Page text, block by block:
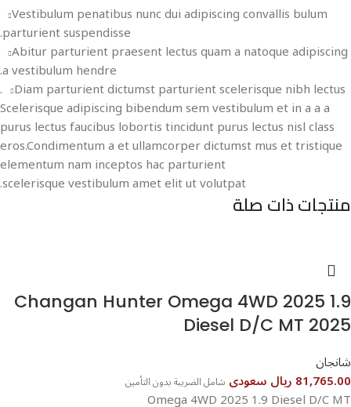
Vestibulum penatibus nunc dui adipiscing convallis bulum
parturient suspendisse.
Abitur parturient praesent lectus quam a natoque adipiscing
a vestibulum hendre.
Diam parturient dictumst parturient scelerisque nibh lectus.
Scelerisque adipiscing bibendum sem vestibulum et in a a a
purus lectus faucibus lobortis tincidunt purus lectus nisl class
eros.Condimentum a et ullamcorper dictumst mus et tristique
elementum nam inceptos hac parturient
scelerisque vestibulum amet elit ut volutpat.
منتجات ذات صلة
Changan Hunter Omega 4WD 2025 1.9
Diesel D/C MT 2025
شانجان
81,765.00 ريال سعودى شامل الضريبة بدون التأمين
Omega 4WD 2025 1.9 Diesel D/C MT